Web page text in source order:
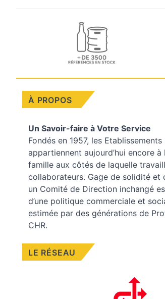
À PROPOS
Un Savoir-faire à Votre Service
Fondés en 1957, les Etablissements
appartiennent aujourd’hui encore à
famille aux côtés de laquelle
collaborateurs. Gage de solidité et
un Comité de Direction inchangé
d’une politique commerciale et
estimée par des générations de
CHR.
LE RÉSEAU